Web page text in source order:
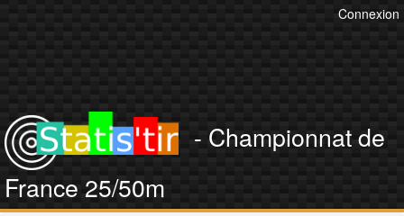
Connexion
- Championnat de
France 25/50m